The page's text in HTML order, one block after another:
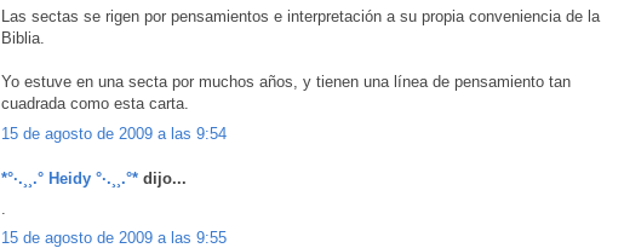
Las sectas se rigen por pensamientos e interpretación a su propia conveniencia de la
Biblia.
Yo estuve en una secta por muchos años, y tienen una línea de pensamiento tan
cuadrada como esta carta.
15 de agosto de 2009 a las 9:54
*°·.¸¸.° Heidy °·.¸¸.°* dijo...
15 de agosto de 2009 a las 9:55